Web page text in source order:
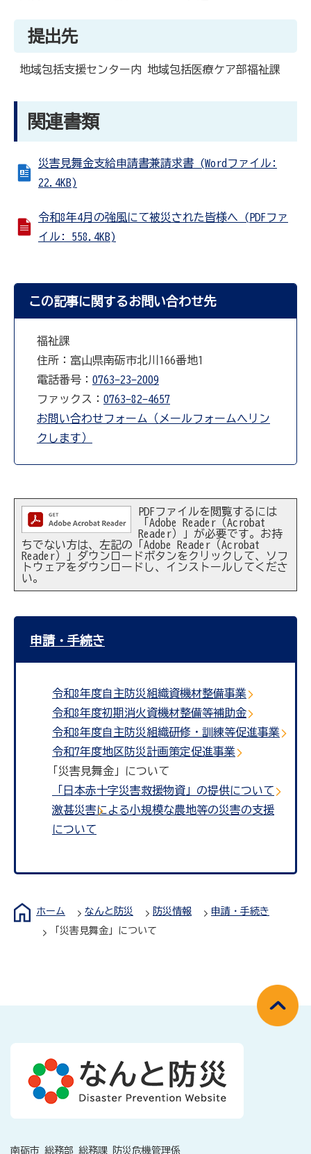
提出先
地域包括支援センター内 地域包括医療ケア部福祉課
関連書類
災害見舞金支給申請書兼請求書 (Wordファイル:
22.4KB)
令和8年4月の強風にて被災された皆様へ (PDFファ
イル: 558.4KB)
この記事に関するお問い合わせ先
福祉課
住所：富山県南砺市北川166番地1
電話番号： 0763-23-2009
ファックス： 0763-82-4657
お問い合わせフォーム（メールフォームへリン
クします）
PDFファイルを閲覧するには
「Adobe Reader（Acrobat
Reader）」が必要です。お持
ちでない方は、左記の「Adobe Reader（Acrobat
Reader）」ダウンロードボタンをクリックして、ソフ
トウェアをダウンロードし、インストールしてくださ
い。
申請・手続き
令和8年度自主防災組織資機材整備事業
令和8年度初期消火資機材整備等補助金
令和8年度自主防災組織研修・訓練等促進事業
令和7年度地区防災計画策定促進事業
「災害見舞金」について
「日本赤十字災害救援物資」の提供について
激甚災害による小規模な農地等の災害の支援
について
ホーム なんと防災 防災情報
申請・手続き
「災害見舞金」について
南砺市 総務部 総務課 防災危機管理係